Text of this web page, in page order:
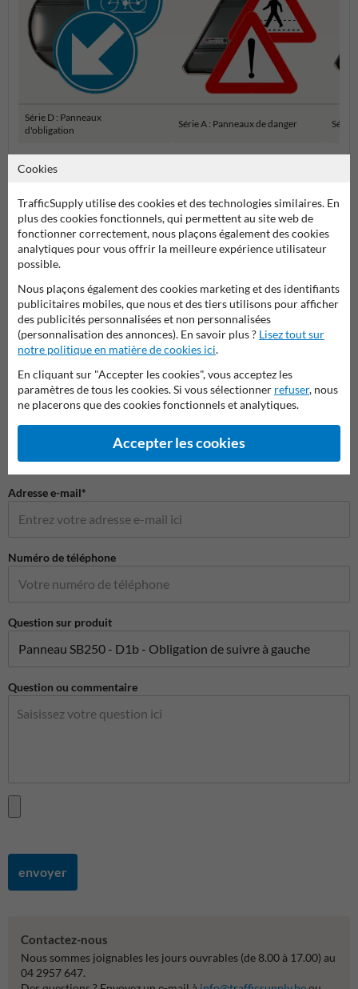
Série D : Panneaux
d'obligation
Série A : Panneaux de danger Série
Poser votre question à Panneausignalisation.be
Nom de l'entreprise
Adresse e-mail*
Numéro de téléphone
Question sur produit
Question ou commentaire
envoyer
Contactez-nous
Nous sommes joignables les jours ouvrables (de 8.00 à 17.00) au
04 2957 647.
Cookies
TrafficSupply utilise des cookies et des technologies similaires. En
plus des cookies fonctionnels, qui permettent au site web de
fonctionner correctement, nous plaçons également des cookies
analytiques pour vous offrir la meilleure expérience utilisateur
possible.
Nous plaçons également des cookies marketing et des identifiants
publicitaires mobiles, que nous et des tiers utilisons pour afficher
des publicités personnalisées et non personnalisées
(personnalisation des annonces). En savoir plus ? Lisez tout sur
notre politique en matière de cookies ici.
En cliquant sur "Accepter les cookies", vous acceptez les
paramètres de tous les cookies. Si vous sélectionner refuser, nous
ne placerons que des cookies fonctionnels et analytiques.
Accepter les cookies